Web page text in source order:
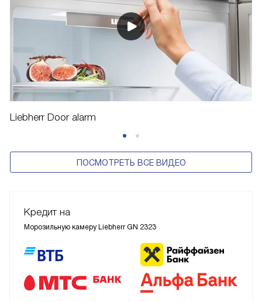
Liebherr Door alarm
ПОСМОТРЕТЬ ВСЕ ВИДЕО
Кредит на
Морозильную камеру Liebherr GN 2323